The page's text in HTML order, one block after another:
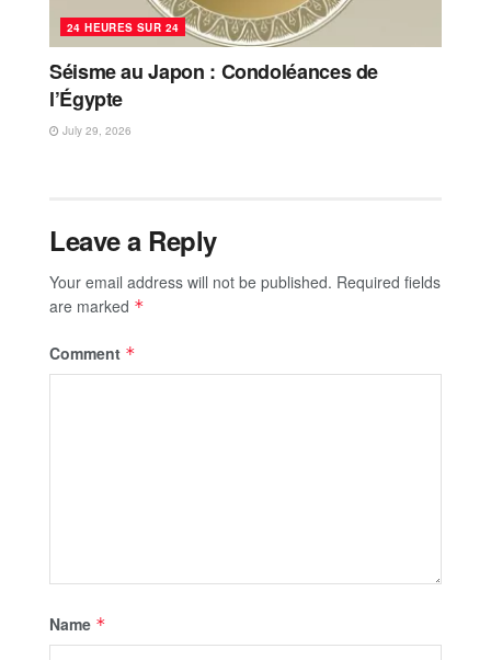
24 HEURES SUR 24
Séisme au Japon : Condoléances de
l’Égypte
July 29, 2026
Leave a Reply
Your email address will not be published. Required fields
are marked *
Comment *
Name *